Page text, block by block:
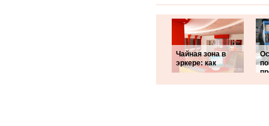
Чайная зона в
эркере: как